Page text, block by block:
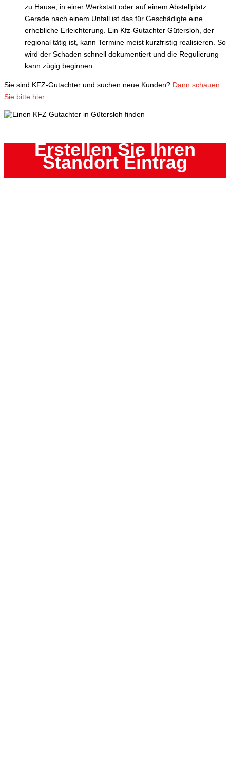
zu Hause, in einer Werkstatt oder auf einem Abstellplatz.
Gerade nach einem Unfall ist das für Geschädigte eine
erhebliche Erleichterung. Ein Kfz-Gutachter Gütersloh, der
regional tätig ist, kann Termine meist kurzfristig realisieren. So
wird der Schaden schnell dokumentiert und die Regulierung
kann zügig beginnen.
Sie sind KFZ-Gutachter und suchen neue Kunden? Dann schauen
Sie bitte hier.
Erstellen Sie Ihren
Standort Eintrag